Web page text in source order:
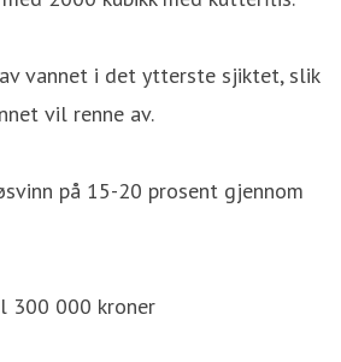
vannet i det ytterste sjiktet, slik
vil renne av.
på 15-20 prosent gjennom
300 000 kroner